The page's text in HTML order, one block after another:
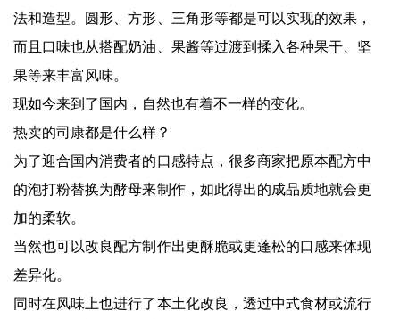
法和造型。圆形、方形、三角形等都是可以实现的效果，
而且口味也从搭配奶油、果酱等过渡到揉入各种果干、坚
果等来丰富风味。
现如今来到了国内，自然也有着不一样的变化。
热卖的司康都是什么样？
为了迎合国内消费者的口感特点，很多商家把原本配方中
的泡打粉替换为酵母来制作，如此得出的成品质地就会更
加的柔软。
当然也可以改良配方制作出更酥脆或更蓬松的口感来体现
差异化。
同时在风味上也进行了本土化改良，透过中式食材或流行